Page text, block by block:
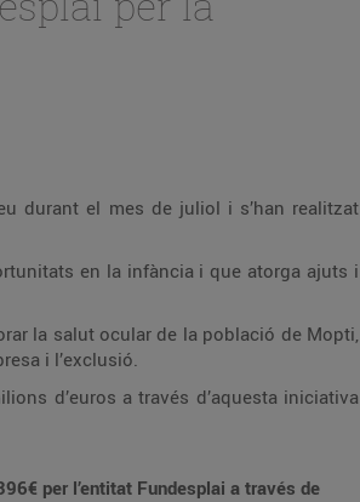
durant el mes de juliol i s’han realitzat
en la infància i que atorga ajuts i
la salut ocular de la població de Mopti,
i l’exclusió.
d’euros a través d’aquesta iniciativa
per l’entitat Fundesplai a través de